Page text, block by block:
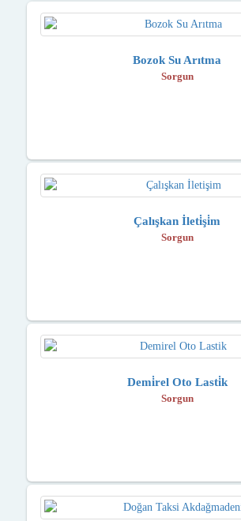
Bozok Su Arıtma
Sorgun
Çalışkan İleti̇şi̇m
Sorgun
Demi̇rel Oto Lasti̇k
Sorgun